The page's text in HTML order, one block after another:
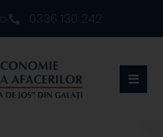
0336 130 242